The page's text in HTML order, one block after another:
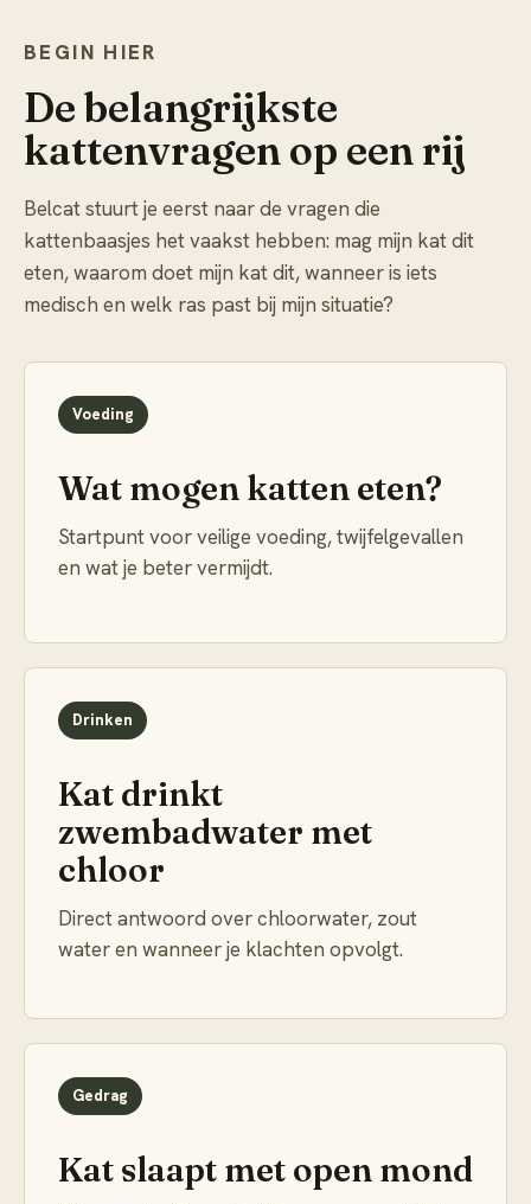
BEGIN HIER
De belangrijkste
kattenvragen op een rij
Belcat stuurt je eerst naar de vragen die
kattenbaasjes het vaakst hebben: mag mijn kat dit
eten, waarom doet mijn kat dit, wanneer is iets
medisch en welk ras past bij mijn situatie?
Voeding
Wat mogen katten eten?
Startpunt voor veilige voeding, twijfelgevallen
en wat je beter vermijdt.
Drinken
Kat drinkt
zwembadwater met
chloor
Direct antwoord over chloorwater, zout
water en wanneer je klachten opvolgt.
Gedrag
Kat slaapt met open mond